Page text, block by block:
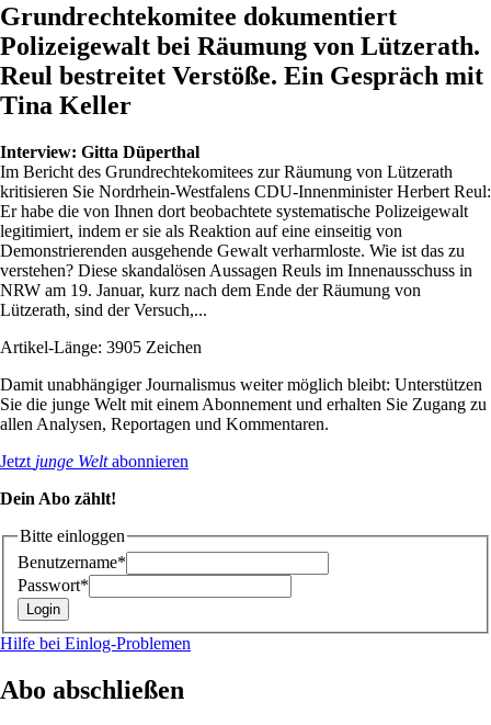
Grundrechtekomitee dokumentiert
Polizeigewalt bei Räumung von Lützerath.
Reul bestreitet Verstöße. Ein Gespräch mit
Tina Keller
Interview: Gitta Düperthal
Im Bericht des Grundrechtekomitees zur Räumung von Lützerath
kritisieren Sie Nordrhein-Westfalens CDU-Innenminister Herbert Reul:
Er habe die von Ihnen dort beobachtete systematische Polizeigewalt
legitimiert, indem er sie als Reaktion auf eine einseitig von
Demonstrierenden ausgehende Gewalt verharmloste. Wie ist das zu
verstehen? Diese skandalösen Aussagen Reuls im Innenausschuss in
NRW am 19. Januar, kurz nach dem Ende der Räumung von
Lützerath, sind der Versuch,...
Artikel-Länge: 3905 Zeichen
Damit unabhängiger Journalismus weiter möglich bleibt: Unterstützen
Sie die junge Welt mit einem Abonnement und erhalten Sie Zugang zu
allen Analysen, Reportagen und Kommentaren.
Jetzt junge Weltabonnieren
Dein Abo zählt!
Bitte einloggen
Benutzername*
Passwort*
Hilfe bei Einlog-Problemen
Abo abschließen